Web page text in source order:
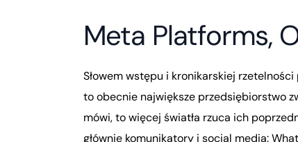
Meta Platforms,
Słowem wstępu i kronikarskiej
to obecnie największe przedsiębiorstwo
mówi, to więcej światła rzuca ich
głównie komunikatory i social media: